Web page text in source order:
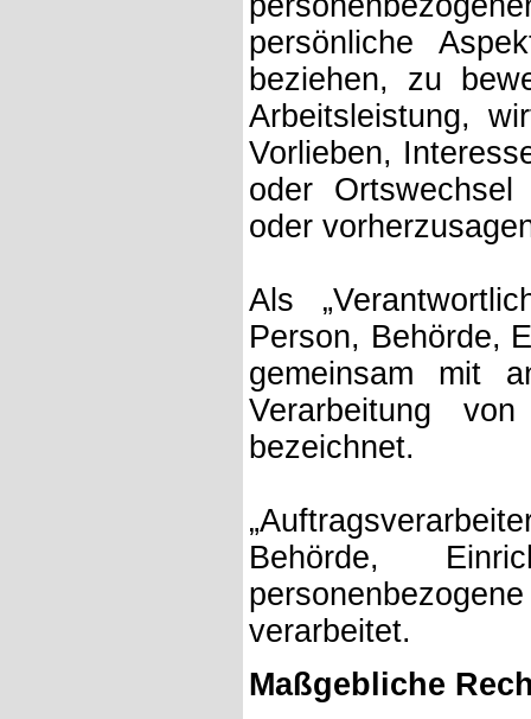
persönliche
beziehen, zu
Arbeitsleistung,
Vorlieben,
oder
oder
Als
Person, Behörde,
gemeinsam mit
Verarbeitung
bezeichnet.
Behörde,
verarbeitet.
Maßgebliche